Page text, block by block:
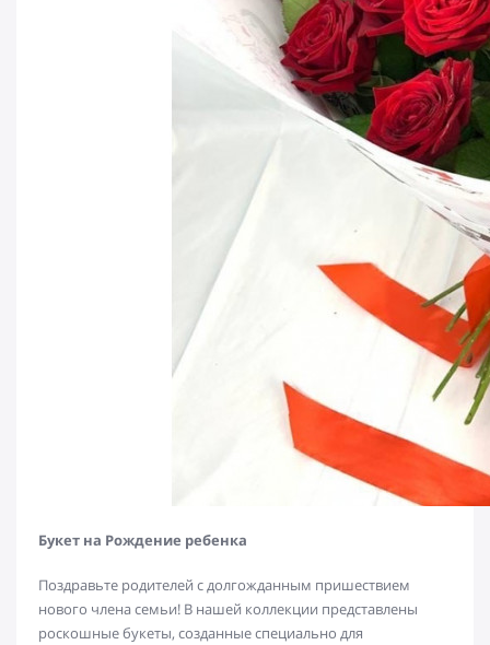
Букет на Рождение ребенка
Поздравьте родителей с долгожданным пришествием
нового члена семьи! В нашей коллекции представлены
роскошные букеты, созданные специально для